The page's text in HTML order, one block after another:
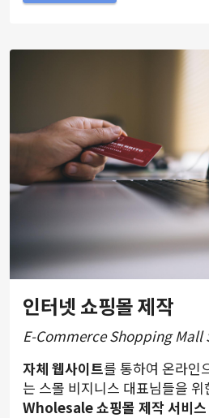
인터넷 쇼핑몰 제작
E-Commerce Shopping Mall
자체 웹사이트를 통하여 온라인
는 스몰 비지니스 대표님들을 위
Wholesale 쇼핑몰 제작 서비스